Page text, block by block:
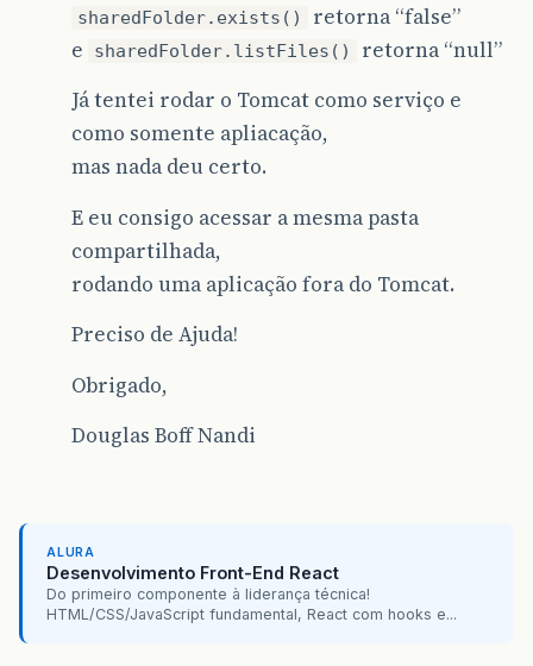
sharedFolder.exists()
retorna “false”
e
sharedFolder.listFiles()
retorna “null”
Já tentei rodar o Tomcat como serviço e
como somente apliacação,
mas nada deu certo.
E eu consigo acessar a mesma pasta
compartilhada,
rodando uma aplicação fora do Tomcat.
Preciso de Ajuda!
Obrigado,
Douglas Boff Nandi
ALURA
Desenvolvimento Front-End React
Do primeiro componente à liderança técnica!
HTML/CSS/JavaScript fundamental, React com hooks e...